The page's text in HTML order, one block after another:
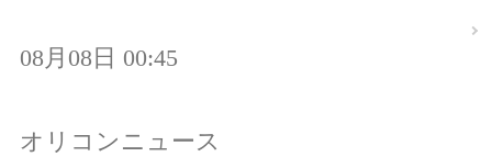
08月08日 00:45
オリコンニュース